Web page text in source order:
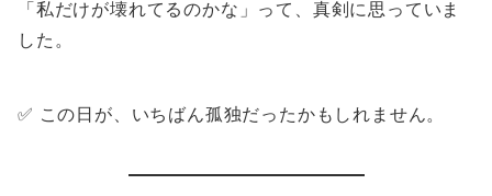
「私だけが壊れてるのかな」って、真剣に思っていま
した。
✅ この日が、いちばん孤独だったかもしれません。